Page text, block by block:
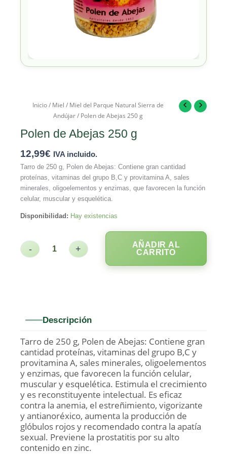
Inicio/ Miel / Miel del Parque Natural Sierra de
Andújar/ Polen de Abejas 250 g
Polen de Abejas 250 g
12,99€ IVA incluido.
Tarro de 250 g, Polen de Abejas: Contiene gran cantidad
proteínas, vitaminas del grupo B,C y provitamina A, sales
minerales, oligoelementos y enzimas, que favorecen la función
celular, muscular y esquelética.
Disponibilidad: Hay existencias
- +
AÑADIR AL
CARRITO
Descripción
Tarro de 250 g, Polen de Abejas: Contiene gran
cantidad proteínas, vitaminas del grupo B,C y
provitamina A, sales minerales, oligoelementos
y enzimas, que favorecen la función celular,
muscular y esquelética. Estimula el crecimiento
y es reconstituyente intelectual. Es eficaz
contra la anemia, el estreñimiento, vigorizante
y antianoréxico, aumenta la producción de
glóbulos rojos y recomendado contra la apatía
sexual. Previene la prostatitis por su alto
contenido en zinc.